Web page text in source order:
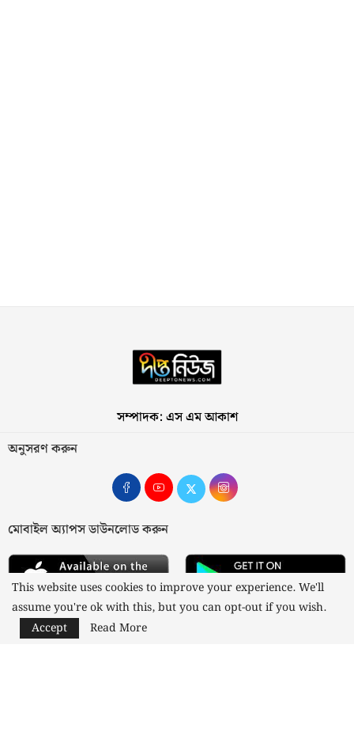
সম্পাদক: এস এম আকাশ
অনুসরণ করুন
মোবাইল অ্যাপস ডাউনলোড করুন
This website uses cookies to improve your experience. We'll
assume you're ok with this, but you can opt-out if you wish.
Accept
Read More